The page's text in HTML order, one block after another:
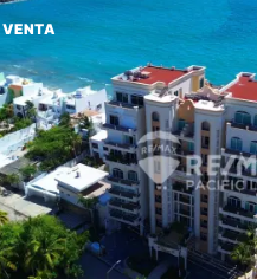
VENTA